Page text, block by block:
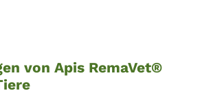
von Apis RemaVet®